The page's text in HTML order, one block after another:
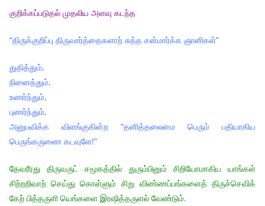
குறிக்கப்படுதல் முதலிய அளவு கடந்த
“திருக்குறிப்பு திருவார்த்தைகளாற் சுத்த சன்மார்க்க ஞானிகள்”
துதித்தும்,
நினைத்தும்,
உணர்ந்தும்,
புணர்ந்தும்,
அனுபவிக்க விளங்குகின்ற “தனித்தலைமை பெரும் பதியாகிய
பெருங்கருணை கடவுளே!”
தேவரீரது திருவருட் சமூகத்தில் துரும்பினும் சிறியோமாகிய யாங்கள்
சிற்றறிவாற் செய்து கொள்ளும் சிறு விண்ணப்பங்களைத் திருச்செவிக்
கேற் பித்தருளி யெங்களை இரஷித்தருளல் வேண்டும்.